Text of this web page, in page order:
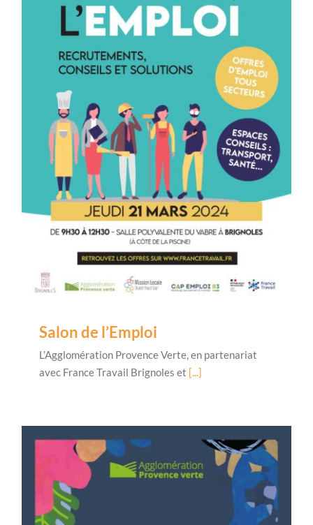
Salon de l’Emploi
L’Agglomération Provence Verte, en partenariat
avec France Travail Brignoles et [...]